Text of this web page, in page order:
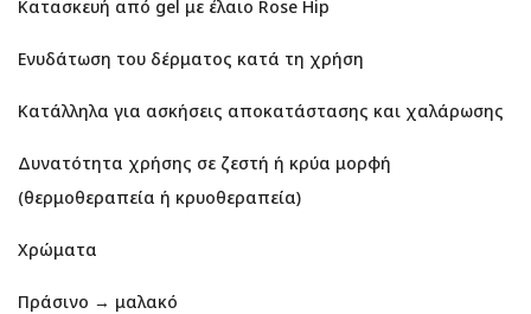
Κατασκευή από gel με έλαιο Rose Hip
Ενυδάτωση του δέρματος κατά τη χρήση
Κατάλληλα για ασκήσεις αποκατάστασης και χαλάρωσης
Δυνατότητα χρήσης σε ζεστή ή κρύα μορφή
(θερμοθεραπεία ή κρυοθεραπεία)
Χρώματα
Πράσινο → μαλακό